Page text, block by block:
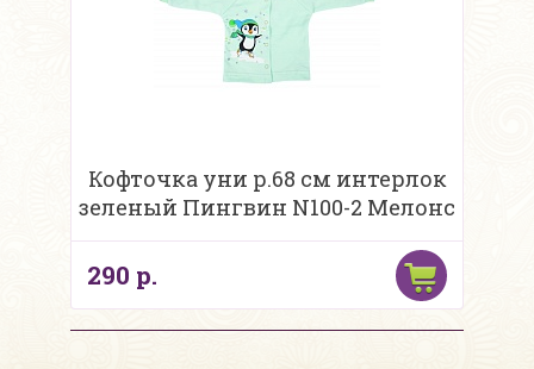
Кофточка уни р.68 см интерлок
зеленый Пингвин N100-2 Мелонс
290 р.